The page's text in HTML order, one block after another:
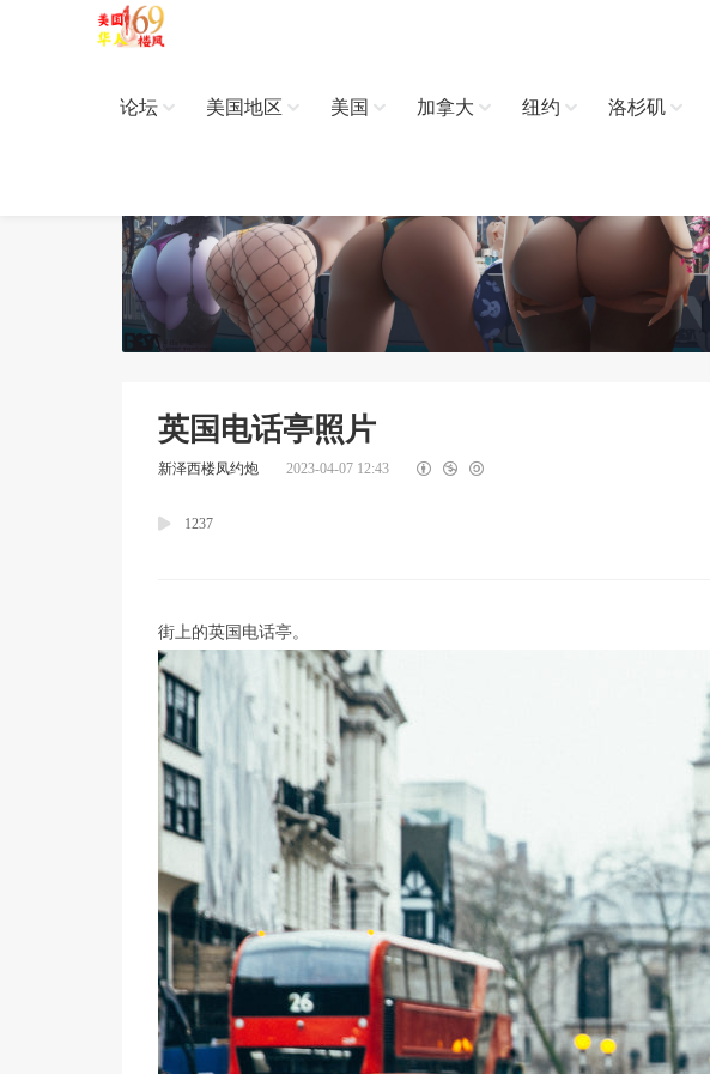
论坛 美国地区 美国 加拿大 纽约 洛杉矶
英国电话亭照片
新泽西楼凤约炮 2023-04-07 12:43
1237
街上的英国电话亭。